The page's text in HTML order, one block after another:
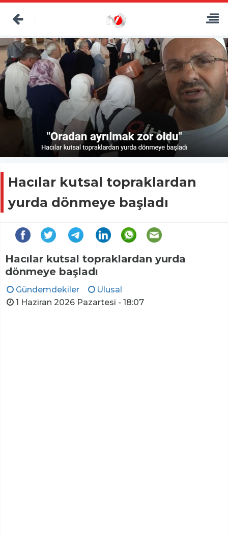
Hacılar kutsal topraklardan
yurda dönmeye başladı
Hacılar kutsal topraklardan yurda
dönmeye başladı
Gündemdekiler
Ulusal
1 Haziran 2026 Pazartesi - 18:07